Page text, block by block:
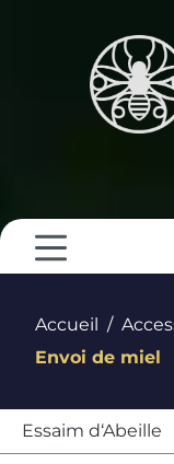
Accueil
Envoi de miel
Essaim d‘Abeille